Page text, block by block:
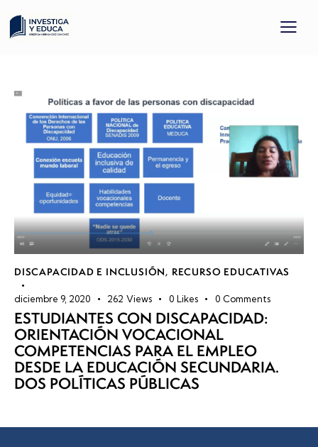
DISCAPACIDAD E INCLUSIÓN, RECURSO EDUCATIVAS
diciembre 9, 2020 262 Views 0 Likes 0 Comments
ESTUDIANTES CON DISCAPACIDAD:
ORIENTACIÓN VOCACIONAL
COMPETENCIAS PARA EL EMPLEO
DESDE LA EDUCACIÓN SECUNDARIA.
DOS POLÍTICAS PÚBLICAS